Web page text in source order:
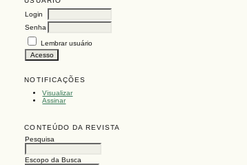
Login
Senha
Lembrar usuário
NOTIFICAÇÕES
Visualizar
Assinar
CONTEÚDO DA REVISTA
Pesquisa
Escopo da Busca